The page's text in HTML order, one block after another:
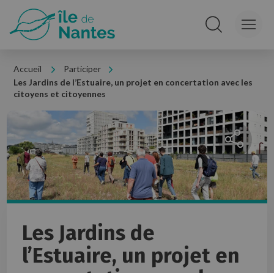
Accueil
Participer
Les Jardins de l’Estuaire, un projet en concertation avec les
citoyens et citoyennes
Partager
Les Jardins de
l’Estuaire, un projet en
Panneau de gestion des cookies